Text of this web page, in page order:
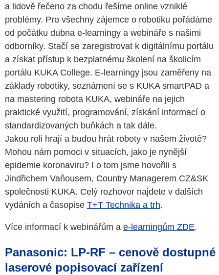
a lidově řečeno za chodu řešíme online vzniklé
problémy. Pro všechny zájemce o robotiku pořádáme
od počátku dubna e-learningy a webináře s našimi
odborníky. Stačí se zaregistrovat k digitálnímu portálu
a získat přístup k bezplatnému školení na školicím
portálu KUKA College. E-learningy jsou zaměřeny na
základy robotiky, seznámení se s KUKA smartPAD a
na mastering robota KUKA, webináře na jejich
praktické využití, programování, získání informací o
standardizovaných buňkách a tak dále.
Jakou roli hrají a budou hrát roboty v našem životě?
Mohou nám pomoci v situacích, jako je nynější
epidemie koronaviru? I o tom jsme hovořili s
Jindřichem Vaňousem, Country Managerem CZ&SK
společnosti KUKA. Celý rozhovor najdete v dalších
vydáních a časopise T+T Technika a trh.
Více informací k webinářům a e-learningům ZDE.
Panasonic: LP-RF – cenově dostupné
laserové popisovací zařízení